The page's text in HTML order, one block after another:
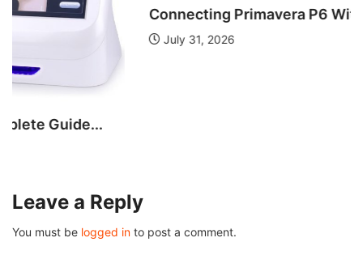
Connecting Primavera P6 With Your ERP for...
Leave a Reply
You must be logged in to post a comment.